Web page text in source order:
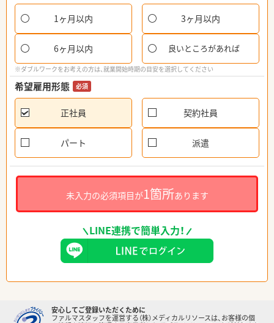
1ヶ月以内 3ヶ月以内
6ヶ月以内 良いところがあれば
※ダブルワークをお考えの方は、就業開始時期の目安を選択してください
希望雇用形態 必須
正社員 契約社員
パート 派遣
未入力の必須項目が1箇所あります
LINE連携で簡単入力！
安心してご登録いただくために
ファルマスタッフを運営する（株）メディカルリソースは、お客様の個